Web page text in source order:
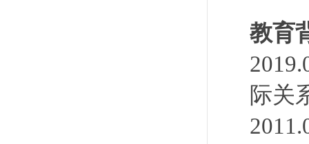
教育
际关